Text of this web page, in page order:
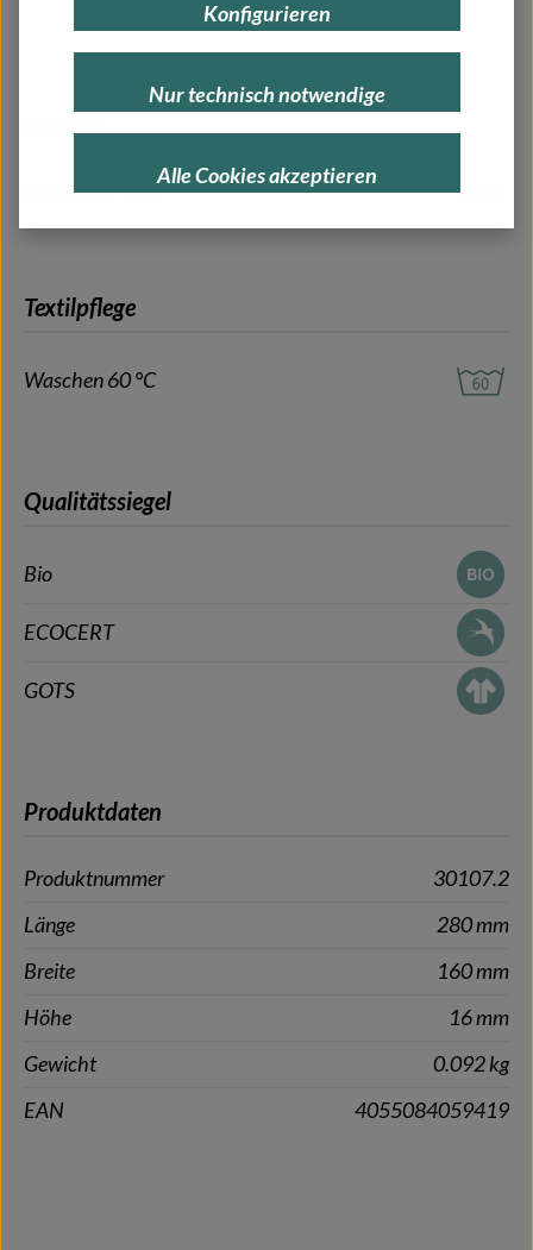
Baumwolle (bio) 100%
Textilpflege
Waschen 60 °C
Qualitätssiegel
Bio
ECOCERT
GOTS
Produktdaten
Produktnummer
30107.2
Länge
280 mm
Breite
160 mm
Höhe
16 mm
Gewicht
0.092 kg
EAN
4055084059419
Alle Cookies akzeptieren
Konfigurieren
Nur technisch notwendige